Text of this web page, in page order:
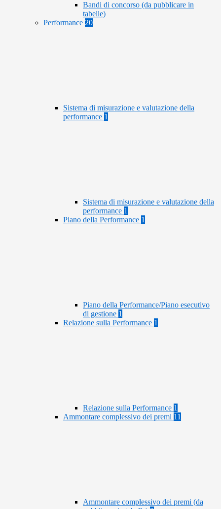
Bandi di concorso (da pubblicare in
tabelle)
Performance 20
Sistema di misurazione e valutazione della
performance 1
Sistema di misurazione e valutazione della
performance 1
Piano della Performance 1
Piano della Performance/Piano esecutivo
di gestione 1
Relazione sulla Performance 1
Relazione sulla Performance 1
Ammontare complessivo dei premi 11
Ammontare complessivo dei premi (da